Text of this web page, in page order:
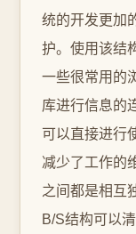
统的开发更加
护。使用该结
一些很常用的
库进行信息的
可以直接进行
减少了工作的
之间都是相互
B/S结构可以